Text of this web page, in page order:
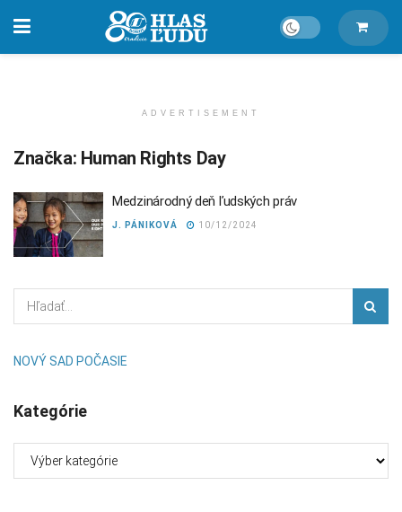
ADVERTISEMENT
Značka: Human Rights Day
Medzinárodný deň ľudských práv
J. PÁNIKOVÁ 10/12/2024
NOVÝ SAD POČASIE
Kategórie